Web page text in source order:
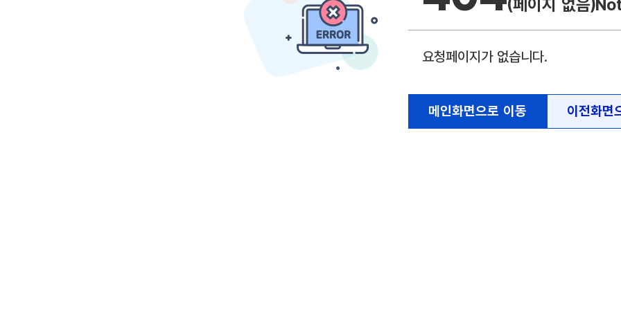
(페이지 없음)
요청페이지가 없습니다.
메인화면으로 이동 이전화면